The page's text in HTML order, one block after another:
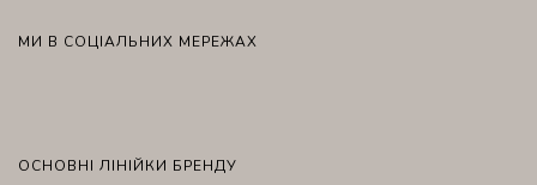
МИ В СОЦІАЛЬНИХ МЕРЕЖАХ
ОСНОВНІ ЛІНІЙКИ БРЕНДУ